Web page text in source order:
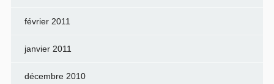
février 2011
janvier 2011
décembre 2010